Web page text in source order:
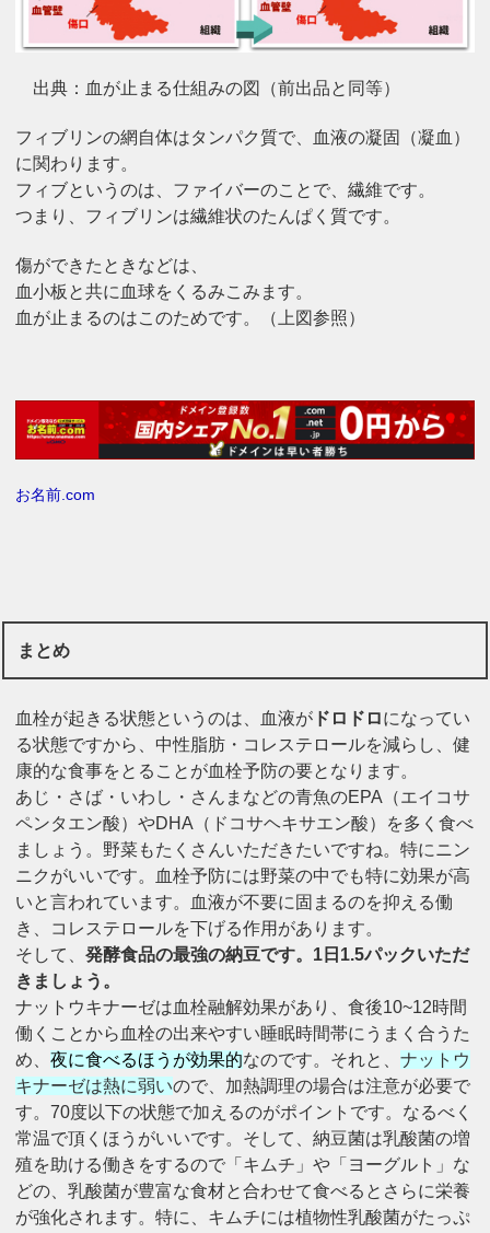
出典：血が止まる仕組みの図（前出品と同等）
フィブリンの網自体はタンパク質で、血液の凝固（凝血）
に関わります。
フィブというのは、ファイバーのことで、繊維です。
つまり、フィブリンは繊維状のたんぱく質です。
傷ができたときなどは、
血小板と共に血球をくるみこみます。
血が止まるのはこのためです。（上図参照）
お名前.com
まとめ
血栓が起きる状態というのは、血液が ドロドロになってい
る状態ですから、中性脂肪・コレステロールを減らし、健
康的な食事をとることが血栓予防の要となります。
あじ・さば・いわし・さんまなどの青魚のEPA（エイコサ
ペンタエン酸）やDHA（ドコサヘキサエン酸）を多く食べ
ましょう。野菜もたくさんいただきたいですね。特にニン
ニクがいいです。血栓予防には野菜の中でも特に効果が高
いと言われています。血液が不要に固まるのを抑える働
き、コレステロールを下げる作用があります。
そして、発酵食品の最強の納豆です。1日1.5パックいただ
きましょう。
ナットウキナーゼは血栓融解効果があり、食後10~12時間
働くことから血栓の出来やすい睡眠時間帯にうまく合うた
め、夜に食べるほうが効果的なのです。 それと、ナットウ
キナーゼは熱に弱いので、加熱調理の場合は注意が必要で
す。70度以下の状態で加えるのがポイントです。なるべく
常温で頂くほうがいいです。 そして、納豆菌は乳酸菌の増
殖を助ける働きをするので「キムチ」や「ヨーグルト」な
どの、乳酸菌が豊富な食材と合わせて食べるとさらに栄養
が強化されます。特に、キムチには植物性乳酸菌がたっぷ